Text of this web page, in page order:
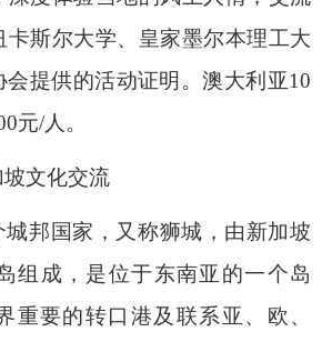
卡斯尔大学、皇家墨尔本理工大
提供的活动证明。澳大利亚10
元/人。
文化交流
城邦国家，又称狮城，由新加坡
组成，是位于东南亚的一个岛
重要的转口港及联系亚、欧、